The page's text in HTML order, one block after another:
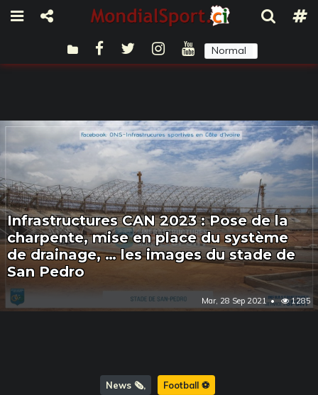
Normal
Infrastructures CAN 2023 : Pose de la
charpente, mise en place du système
de drainage, … les images du stade de
San Pedro
Mar, 28 Sep 2021 1285
News 🗞️ Football ⚽️